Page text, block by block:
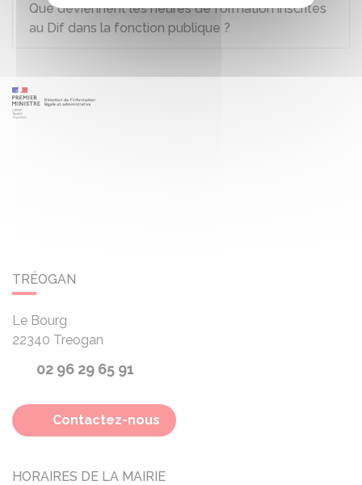
Que deviennent les heures de formation inscrites
au Dif dans la fonction publique ?
TRÉOGAN
Le Bourg
22340 Treogan
02 96 29 65 91
Contactez-nous
HORAIRES DE LA MAIRIE